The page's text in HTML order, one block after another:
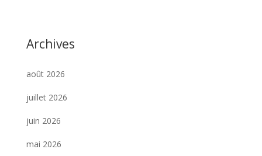
Archives
août 2026
juillet 2026
juin 2026
mai 2026